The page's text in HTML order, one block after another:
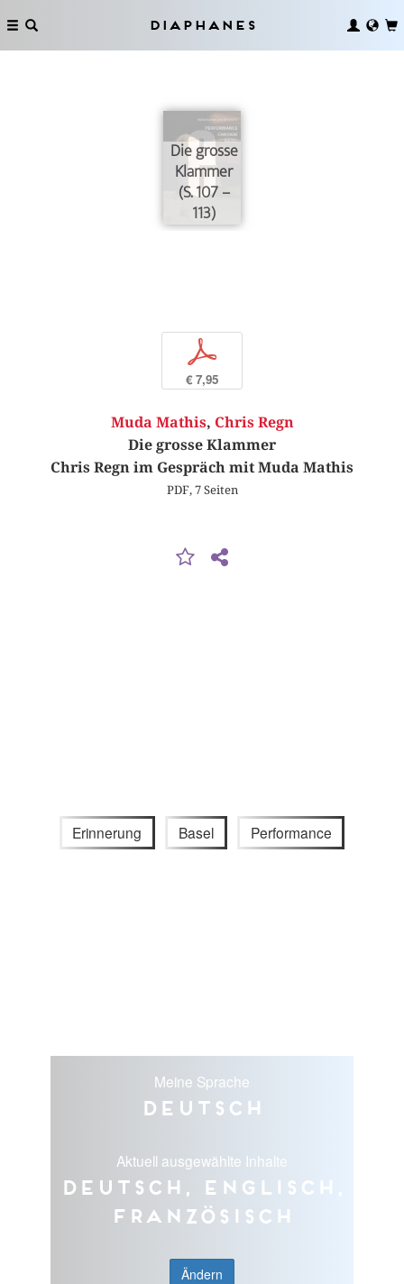
Diaphanes
Die grosse
Klammer
(S. 107 –
113)
p
€ 7,95
Muda Mathis, Chris Regn
Die grosse Klammer
Chris Regn im Gespräch mit Muda Mathis
PDF, 7 Seiten
Erinnerung Basel Performance
Meine Sprache
Deutsch
Aktuell ausgewählte Inhalte
Deutsch, Englisch,
Französisch
Ändern